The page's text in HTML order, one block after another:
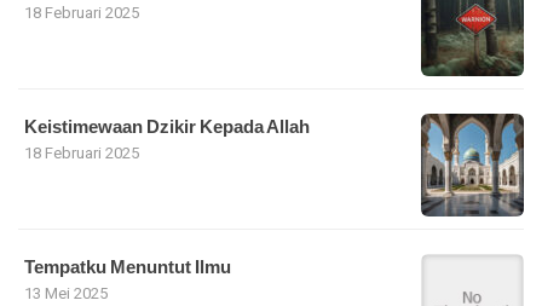
18 Februari 2025
Keistimewaan Dzikir Kepada Allah
18 Februari 2025
Tempatku Menuntut Ilmu
13 Mei 2025